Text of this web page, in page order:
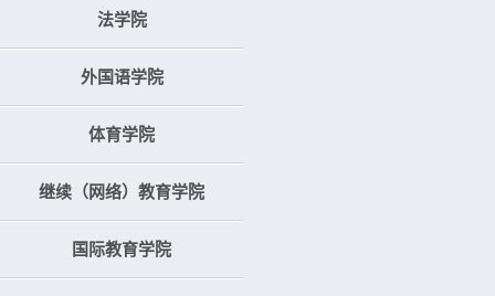
法学院
外国语学院
体育学院
继续（网络）教育学院
国际教育学院